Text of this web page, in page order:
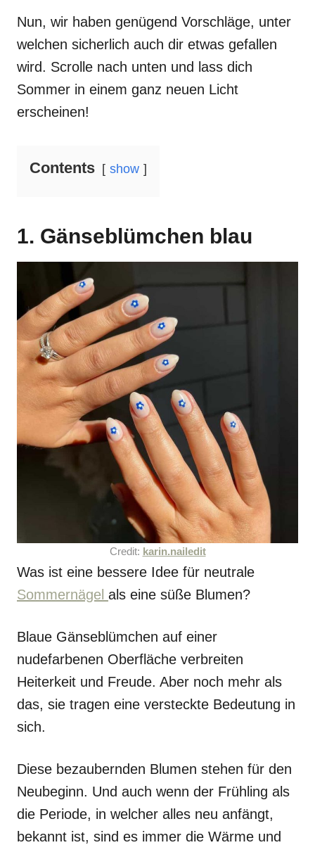
Nun, wir haben genügend Vorschläge, unter
welchen sicherlich auch dir etwas gefallen
wird. Scrolle nach unten und lass dich
Sommer in einem ganz neuen Licht
erscheinen!
Contents show
1. Gänseblümchen blau
Credit: karin.nailedit
Was ist eine bessere Idee für neutrale
Sommernägel als eine süße Blumen?
Blaue Gänseblümchen auf einer
nudefarbenen Oberfläche verbreiten
Heiterkeit und Freude. Aber noch mehr als
das, sie tragen eine versteckte Bedeutung in
sich.
Diese bezaubernden Blumen stehen für den
Neubeginn. Und auch wenn der Frühling als
die Periode, in welcher alles neu anfängt,
bekannt ist, sind es immer die Wärme und